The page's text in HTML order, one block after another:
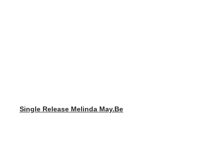
Single Release Melinda May.Be